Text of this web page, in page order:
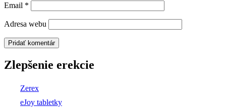
Email *
Adresa webu
Zlepšenie erekcie
Zerex
eJoy tabletky